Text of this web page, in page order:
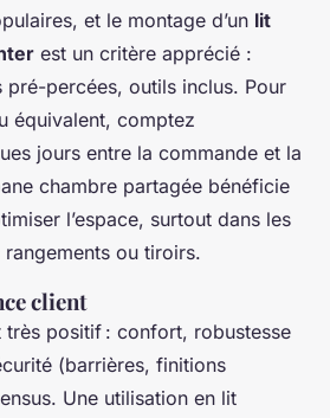
et le montage d’un lit
est un critère apprécié :
pré-percées, outils inclus. Pour
équivalent, comptez
jours entre la commande et la
chambre partagée bénéficie
l’espace, surtout dans les
ou tiroirs.
client
très positif : confort, robustesse
(barrières, finitions
Une utilisation en lit